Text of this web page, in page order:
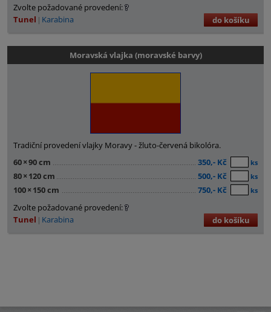
Zvolte požadované provedení:
Tunel
Karabina do košíku
Moravská vlajka (moravské barvy)
Tradiční provedení vlajky Moravy - žluto-červená bikolóra.
60×90 cm 350,- Kč ks
80× 120 cm 500,- Kč ks
100× 150 cm 750,- Kč ks
Zvolte požadované provedení:
Tunel
Karabina do košíku